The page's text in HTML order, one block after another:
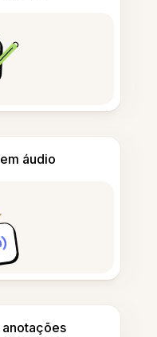
áudio
anotações